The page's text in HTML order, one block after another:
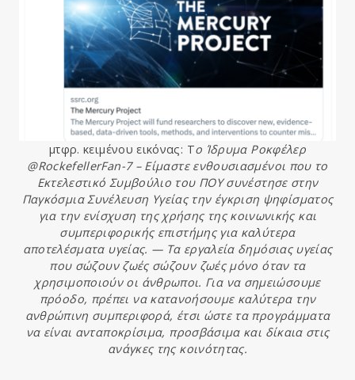
μτφρ. κειμένου εικόνας: Το Ίδρυμα Ροκφέλερ
@RockefellerFan-7 – Είμαστε ενθουσιασμένοι που το
Εκτελεστικό Συμβούλιο του ΠΟΥ συνέστησε στην
Παγκόσμια Συνέλευση Υγείας την έγκριση ψηφίσματος
για την ενίσχυση της χρήσης της κοινωνικής και
συμπεριφορικής επιστήμης για καλύτερα
αποτελέσματα υγείας. — Τα εργαλεία δημόσιας υγείας
που σώζουν ζωές σώζουν ζωές μόνο όταν τα
χρησιμοποιούν οι άνθρωποι. Για να σημειώσουμε
πρόοδο, πρέπει να κατανοήσουμε καλύτερα την
ανθρώπινη συμπεριφορά, έτσι ώστε τα προγράμματα
να είναι ανταποκρίσιμα, προσβάσιμα και δίκαια στις
ανάγκες της κοινότητας.